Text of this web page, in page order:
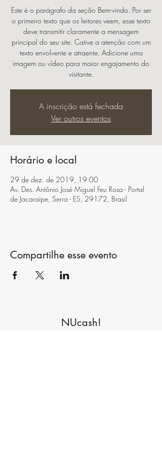
Este é o parágrafo da seção Bem-vindo. Por ser
o primeiro texto que os leitores veem, esse texto
deve transmitir claramente a mensagem
principal do seu site. Cative a atenção com um
texto envolvente e atraente. Adicione uma
imagem ou vídeo para maior engajamento do
visitante.
A inscrição está fechada
Ver outros eventos
Horário e local
29 de dez. de 2019, 19:00
Av. Des. Antônio José Miguel Feu Rosa - Portal
de Jacaraípe, Serra - ES, 29172, Brasil
Compartilhe esse evento
NUcash!